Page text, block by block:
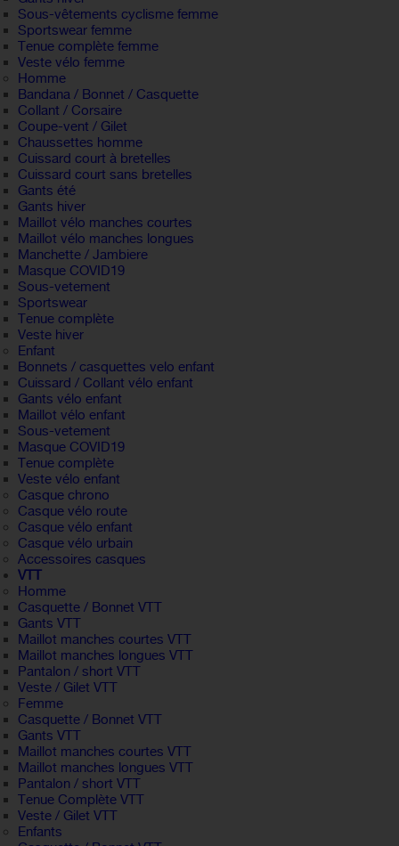
Sous-vêtements cyclisme femme
Sportswear femme
Tenue complète femme
Veste vélo femme
Homme
Bandana / Bonnet / Casquette
Collant / Corsaire
Coupe-vent / Gilet
Chaussettes homme
Cuissard court à bretelles
Cuissard court sans bretelles
Gants été
Gants hiver
Maillot vélo manches courtes
Maillot vélo manches longues
Manchette / Jambiere
Masque COVID19
Sous-vetement
Sportswear
Tenue complète
Veste hiver
Enfant
Bonnets / casquettes velo enfant
Cuissard / Collant vélo enfant
Gants vélo enfant
Maillot vélo enfant
Sous-vetement
Masque COVID19
Tenue complète
Veste vélo enfant
Casque chrono
Casque vélo route
Casque vélo enfant
Casque vélo urbain
Accessoires casques
VTT
Homme
Casquette / Bonnet VTT
Gants VTT
Maillot manches courtes VTT
Maillot manches longues VTT
Pantalon / short VTT
Veste / Gilet VTT
Femme
Casquette / Bonnet VTT
Gants VTT
Maillot manches courtes VTT
Maillot manches longues VTT
Pantalon / short VTT
Tenue Complète VTT
Veste / Gilet VTT
Enfants